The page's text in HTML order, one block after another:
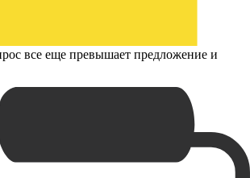
все еще превышает предложение и